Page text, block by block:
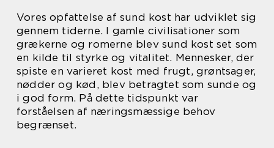
Vores opfattelse af sund kost har udviklet sig
gennem tiderne. I gamle civilisationer som
grækerne og romerne blev sund kost set som
en kilde til styrke og vitalitet. Mennesker, der
spiste en varieret kost med frugt, grøntsager,
nødder og kød, blev betragtet som sunde og
i god form. På dette tidspunkt var
forståelsen af næringsmæssige behov
begrænset.